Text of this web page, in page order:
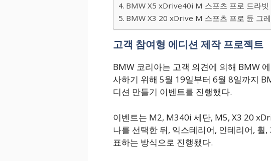
BMW X5 xDrive40i M 스포츠 프로 드라빗
BMW X3 20 xDrive M 스포츠 프로 듄 그
고객 참여형 에디션 제작 프로젝트
BMW 코리아는 고객 의견에 의해 BMW
사하기 위해 5월 19일부터 6월 8일까지
디션 만들기 이벤트를 진행했다.
이벤트는 M2, M340i 세단, M5, X3 20
나를 선택한 뒤, 익스테리어, 인테리어, 휠
표하는 방식으로 진행됐다.